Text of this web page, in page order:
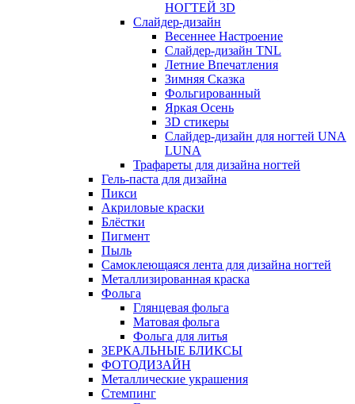
НОГТЕЙ 3D
Слайдер-дизайн
Весеннее Настроение
Слайдер-дизайн TNL
Летние Впечатления
Зимняя Сказка
Фольгированный
Яркая Осень
3D стикеры
Слайдер-дизайн для ногтей UNA
LUNA
Трафареты для дизайна ногтей
Гель-паста для дизайна
Пикси
Акриловые краски
Блёстки
Пигмент
Пыль
Самоклеющаяся лента для дизайна ногтей
Металлизированная краска
Фольга
Глянцевая фольга
Матовая фольга
Фольга для литья
ЗЕРКАЛЬНЫЕ БЛИКСЫ
ФОТОДИЗАЙН
Металлические украшения
Стемпинг